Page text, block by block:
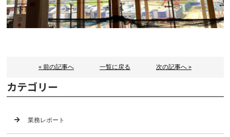
« 前の記事へ 一覧に戻る 次の記事へ »
カテゴリー
業務レポート